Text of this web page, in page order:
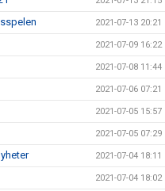
2021-07-13 20:21
2021-07-09 16:22
2021-07-08 11:44
2021-07-06 07:21
2021-07-05 15:57
2021-07-05 07:29
2021-07-04 18:11
2021-07-04 18:02